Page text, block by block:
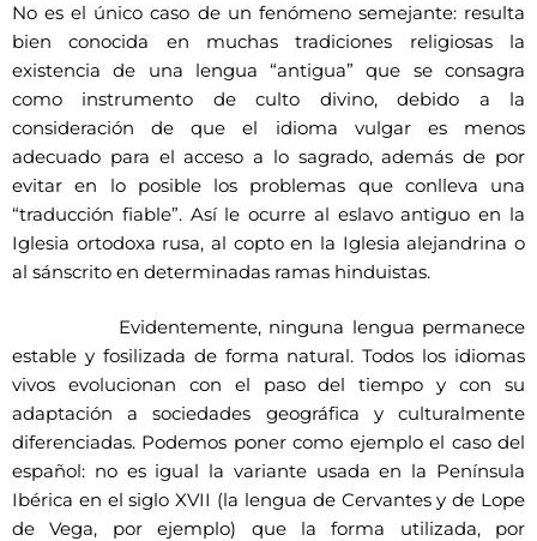
No es el único caso de un fenómeno semejante: resulta
bien conocida en muchas tradiciones religiosas la
existencia de una lengua “antigua” que se consagra
como instrumento de culto divino, debido a la
consideración de que el idioma vulgar es menos
adecuado para el acceso a lo sagrado, además de por
evitar en lo posible los problemas que conlleva una
“traducción fiable”. Así le ocurre al eslavo antiguo en la
Iglesia ortodoxa rusa, al copto en la Iglesia alejandrina o
al sánscrito en determinadas ramas hinduistas.
Evidentemente, ninguna lengua permanece
estable y fosilizada de forma natural. Todos los idiomas
vivos evolucionan con el paso del tiempo y con su
adaptación a sociedades geográfica y culturalmente
diferenciadas. Podemos poner como ejemplo el caso del
español: no es igual la variante usada en la Península
Ibérica en el siglo XVII (la lengua de Cervantes y de Lope
de Vega, por ejemplo) que la forma utilizada, por